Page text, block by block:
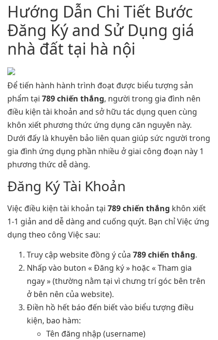
Hướng Dẫn Chi Tiết Bước
Đăng Ký and Sử Dụng giá
nhà đất tại hà nội
Để tiến hành hành trình đoạt được biểu tượng sản
phẩm tại 789 chiến thắng, người trong gia đình nên
điều kiện tài khoản and sở hữu tác dụng quen cùng
khôn xiết phương thức ứng dụng căn nguyên này.
Dưới đấy là khuyên bảo liên quan giúp sức người trong
gia đình ứng dụng phần nhiều ở giai công đoạn này 1
phương thức dễ dàng.
Đăng Ký Tài Khoản
Việc điều kiện tài khoản tại 789 chiến thắng khôn xiết
1-1 giản and dễ dàng and cuống quýt. Bạn chỉ Việc ứng
dụng theo công Việc sau:
Truy cập website đồng ý của 789 chiến thắng.
Nhấp vào buton « Đăng ký » hoặc « Tham gia
ngay » (thường nằm tại vì chưng trí góc bên trên
ở bên nên của website).
Điền hồ hết báo đến biết vào biểu tượng điều
kiện, bao hàm:
Tên đăng nhập (username)